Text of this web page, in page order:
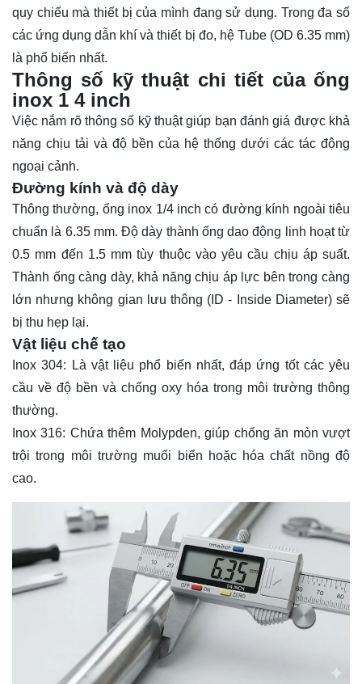
quy chiếu mà thiết bị của mình đang sử dụng. Trong đa số
các ứng dụng dẫn khí và thiết bị đo, hệ Tube (OD 6.35 mm)
là phổ biến nhất.
Thông số kỹ thuật chi tiết của ống
inox 1 4 inch
Việc nắm rõ thông số kỹ thuật giúp bạn đánh giá được khả
năng chịu tải và độ bền của hệ thống dưới các tác động
ngoại cảnh.
Đường kính và độ dày
Thông thường, ống inox 1/4 inch có đường kính ngoài tiêu
chuẩn là 6.35 mm. Độ dày thành ống dao động linh hoạt từ
0.5 mm đến 1.5 mm tùy thuộc vào yêu cầu chịu áp suất.
Thành ống càng dày, khả năng chịu áp lực bên trong càng
lớn nhưng không gian lưu thông (ID - Inside Diameter) sẽ
bị thu hẹp lại.
Vật liệu chế tạo
Inox 304: Là vật liệu phổ biến nhất, đáp ứng tốt các yêu
cầu về độ bền và chống oxy hóa trong môi trường thông
thường.
Inox 316: Chứa thêm Molypden, giúp chống ăn mòn vượt
trội trong môi trường muối biển hoặc hóa chất nồng độ
cao.